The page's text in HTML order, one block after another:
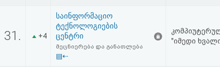
31. +4
საინფორმაციო
ტექნოლოგიების
ცენტრი
მეცნიერება და განათლება
▤⇠
"იმედი